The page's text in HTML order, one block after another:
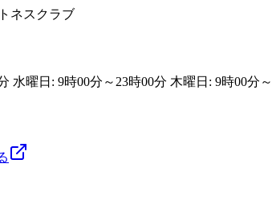
ネスクラブ
水曜日: 9時00分～23時00分 木曜日: 9時00